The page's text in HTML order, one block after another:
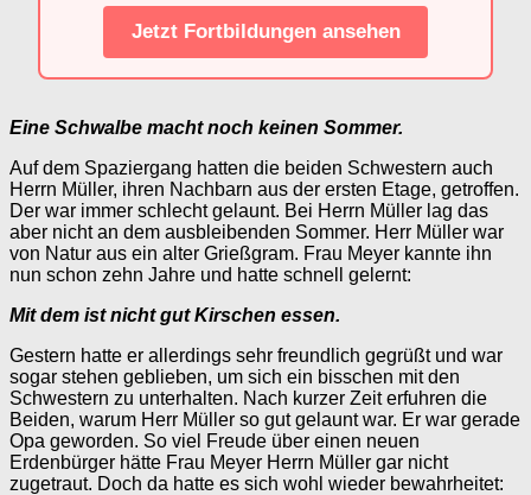
Jetzt Fortbildungen ansehen
Eine Schwalbe macht noch keinen Sommer.
Auf dem Spaziergang hatten die beiden Schwestern auch
Herrn Müller, ihren Nachbarn aus der ersten Etage, getroffen.
Der war immer schlecht gelaunt. Bei Herrn Müller lag das
aber nicht an dem ausbleibenden Sommer. Herr Müller war
von Natur aus ein alter Grießgram. Frau Meyer kannte ihn
nun schon zehn Jahre und hatte schnell gelernt:
Mit dem ist nicht gut Kirschen essen.
Gestern hatte er allerdings sehr freundlich gegrüßt und war
sogar stehen geblieben, um sich ein bisschen mit den
Schwestern zu unterhalten. Nach kurzer Zeit erfuhren die
Beiden, warum Herr Müller so gut gelaunt war. Er war gerade
Opa geworden. So viel Freude über einen neuen
Erdenbürger hätte Frau Meyer Herrn Müller gar nicht
zugetraut. Doch da hatte es sich wohl wieder bewahrheitet: